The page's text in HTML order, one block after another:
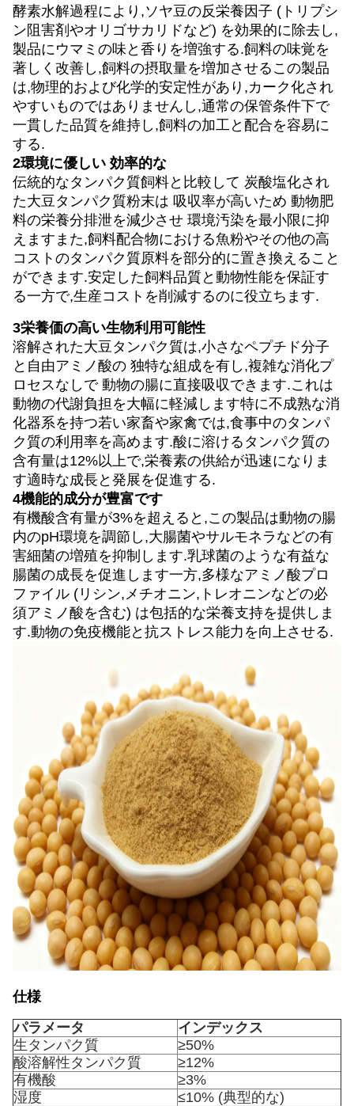
酵素水解過程により,ソヤ豆の反栄養因子 (トリプシ
ン阻害剤やオリゴサカリドなど) を効果的に除去し,
製品にウマミの味と香りを増強する.飼料の味覚を
著しく改善し,飼料の摂取量を増加させるこの製品
は,物理的および化学的安定性があり,カーク化され
やすいものではありませんし,通常の保管条件下で
一貫した品質を維持し,飼料の加工と配合を容易に
する.
2環境に優しい 効率的な
伝統的なタンパク質飼料と比較して 炭酸塩化され
た大豆タンパク質粉末は 吸収率が高いため 動物肥
料の栄養分排泄を減少させ 環境汚染を最小限に抑
えますまた,飼料配合物における魚粉やその他の高
コストのタンパク質原料を部分的に置き換えること
ができます.安定した飼料品質と動物性能を保証す
る一方で,生産コストを削減するのに役立ちます.
3栄養価の高い生物利用可能性
溶解された大豆タンパク質は,小さなペプチド分子
と自由アミノ酸の 独特な組成を有し,複雑な消化プ
ロセスなしで 動物の腸に直接吸収できます.これは
動物の代謝負担を大幅に軽減します特に不成熟な消
化器系を持つ若い家畜や家禽では,食事中のタンパ
ク質の利用率を高めます.酸に溶けるタンパク質の
含有量は12%以上で,栄養素の供給が迅速になりま
す適時な成長と発展を促進する.
4機能的成分が豊富です
有機酸含有量が3%を超えると,この製品は動物の腸
内のpH環境を調節し,大腸菌やサルモネラなどの有
害細菌の増殖を抑制します.乳球菌のような有益な
腸菌の成長を促進します一方,多様なアミノ酸プロ
ファイル (リシン,メチオニン,トレオニンなどの必
須アミノ酸を含む) は包括的な栄養支持を提供しま
す.動物の免疫機能と抗ストレス能力を向上させる.
仕様
パラメータ
インデックス
生タンパク質
≥50%
酸溶解性タンパク質
≥12%
有機酸
≥3%
湿度
≤10% (典型的な)